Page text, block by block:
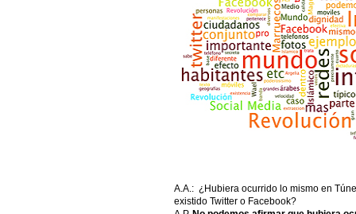
A.A.: ¿Hubiera ocurrido lo mismo en
existido Twitter o Facebook?